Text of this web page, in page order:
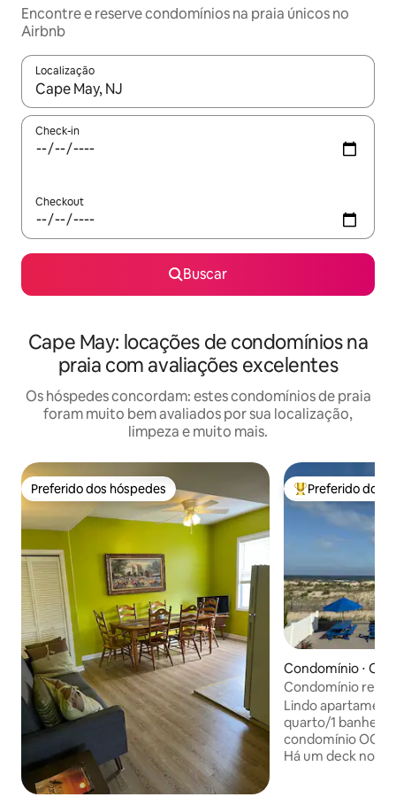
Encontre e reserve condomínios na praia únicos no
Airbnb
Localização
Quando os resultados estiverem disponíveis, explore-os
Check-in
Checkout
Buscar
Cape May: locações de condomínios na
praia com avaliações excelentes
Os hóspedes concordam: estes condomínios de praia
foram muito bem avaliados por sua localização,
limpeza e muito mais.
Preferido dos hóspedes
Preferido dos hóspedes Entre os
Preferido dos
Condomínio ⋅
Condomínio
frente à praia
Lindo
quarto/1 banheiro
condomínio
Há um deck no